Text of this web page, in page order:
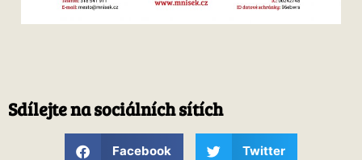
Sdílejte na sociálních sítích
Facebook Twitter